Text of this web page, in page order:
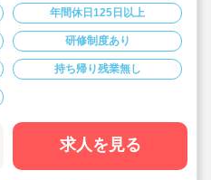
♪
下のコンパクトなサイズの園にな
も両立出来ます。
ービス残業・持ち帰り業務をしな
す。平均残業 月4.7時間！）
行事に追われることはありませ
楽しくお仕事出来ます（行事準
れています）
OKです。（得意分野を活かして頂
不安な方も安心です。（ICTシステ
が図れています）
年間休日125日以上
研修制度あり
持ち帰り残業無し
求人を見る